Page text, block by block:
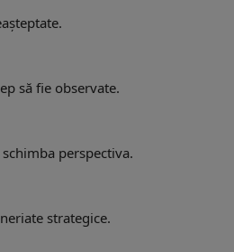
să fie observate.
perspectiva.
strategice.